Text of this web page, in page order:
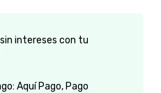
intereses con tu
Aquí Pago, Pago